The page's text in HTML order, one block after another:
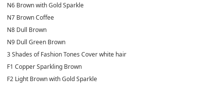
N6 Brown with Gold Sparkle
N7 Brown Coffee
N8 Dull Brown
N9 Dull Green Brown
3 Shades of Fashion Tones Cover white hair
F1 Copper Sparkling Brown
F2 Light Brown with Gold Sparkle